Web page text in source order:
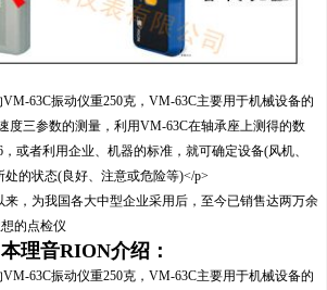
63C振动仪重250克，VM-63C主要用于机械设备的
度三参数的测量，利用VM-63C在轴承座上测得的数
或者利用企业、机器的标准，就可确定设备(风机、
的状态(良好、注意或危险等)</p>
来，为我国各大中型企业采用后，至今已销售达两万余
的点检仪
理音RION介绍：
63C振动仪重250克，VM-63C主要用于机械设备的